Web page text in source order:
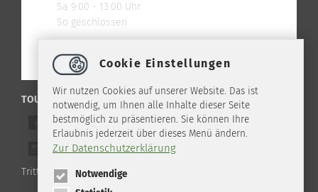
Sa 9:00 - 13:00 Uhr
So geschlossen
TOURIST-INFO ILSENBURG IM NETZ
Werde ein Freund auf Facebook
Folge uns auf Instagram
Tritt unserem WhatsApp Channel bei!
Cookie Einstellungen
Wir nutzen Cookies auf unserer Website. Das ist
notwendig, um Ihnen alle Inhalte dieser Seite
bestmöglich zu präsentieren. Sie können Ihre
Erlaubnis jederzeit über dieses Menü ändern.
Zur Datenschutzerklärung
Notwendige